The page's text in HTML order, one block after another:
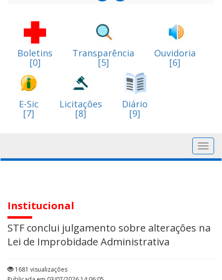
Boletins
[0]
Transparência
[5]
Ouvidoria
[6]
E-Sic
[7]
Licitações
[8]
Diário
[9]
Institucional
STF conclui julgamento sobre alterações na
Lei de Improbidade Administrativa
1681 visualizações